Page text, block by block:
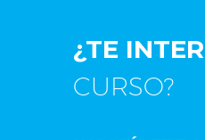
¿TE
CURSO?